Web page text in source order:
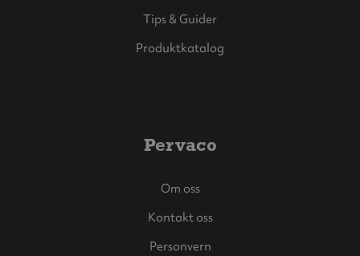
Tips & Guider
Produktkatalog
Pervaco
Om oss
Kontakt oss
Personvern